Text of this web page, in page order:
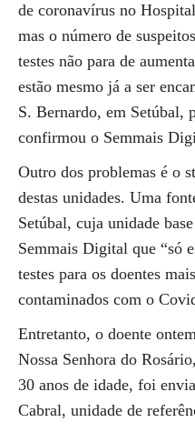
de coronavírus no
mas o número de
testes não para de
estão mesmo já a ser
S. Bernardo, em Setúbal,
confirmou o Semmais
Outro dos problemas é o
destas unidades. Uma
Setúbal, cuja unidade
Semmais Digital que “só
testes para os doentes
contaminados com o
Entretanto, o doente
Nossa Senhora do
30 anos de idade, foi
Cabral, unidade de